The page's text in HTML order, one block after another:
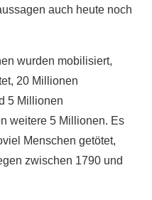
auch heute noch
wurden mobilisiert,
20 Millionen
5 Millionen
weitere 5 Millionen. Es
Menschen getötet,
zwischen 1790 und